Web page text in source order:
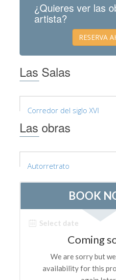
¿Quieres ver las
artista?
RESERVA
Las Salas
Corredor del siglo XVI
Las obras
Autorretrato